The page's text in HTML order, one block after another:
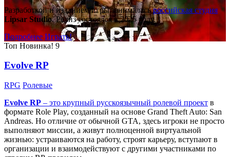
Разработкой и изданием игры занималасьроссийская студия
Lipsar Studio. Релиз состоялся в 2025 году.
Подробнее Играть!
Топ Новинка! 9
Evolve RP
RPG Ролевые
Evolve RP – это крупный русскоязычный ролевой проект в
формате Role Play, созданный на основе Grand Theft Auto: San
Andreas. Но отличие от обычной GTA, здесь игроки не просто
выполняют миссии, а живут полноценной виртуальной
жизнью: устраиваются на работу, строят карьеру, вступают в
организации и взаимодействуют с другими участниками по